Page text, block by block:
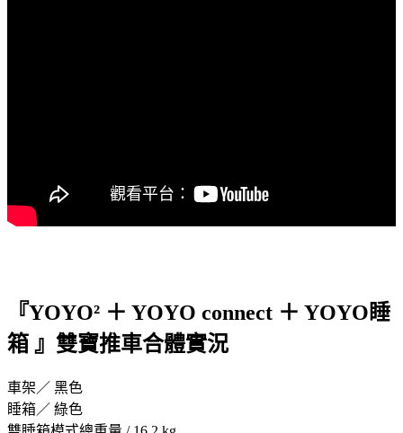
『YOYO² ＋ YOYO connect ＋ YOYO睡
箱 』雙寶推車合體實況
車架／ 黑色
睡箱／ 綠色